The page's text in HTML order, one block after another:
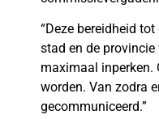
“Deze bereidheid
stad en de
maximaal inperken.
worden. Van zodra
gecommuniceerd.”